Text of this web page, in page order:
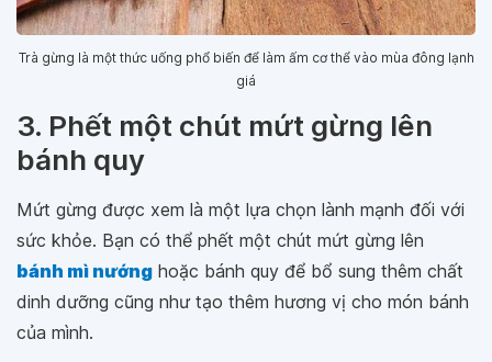
Trà gừng là một thức uống phổ biến để làm ấm cơ thể vào mùa đông lạnh
giá
3. Phết một chút mứt gừng lên
bánh quy
Mứt gừng được xem là một lựa chọn lành mạnh đối với
sức khỏe. Bạn có thể phết một chút mứt gừng lên
bánh mì nướng hoặc bánh quy để bổ sung thêm chất
dinh dưỡng cũng như tạo thêm hương vị cho món bánh
của mình.